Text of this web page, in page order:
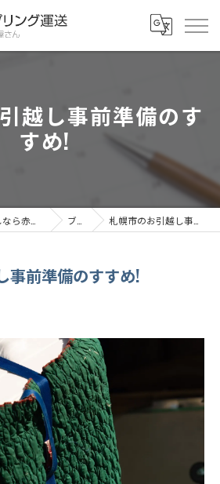
越し事前準備のす
すめ!
ブログ 札幌市のお引越し事前準備のすすめ!
事前準備のすすめ!